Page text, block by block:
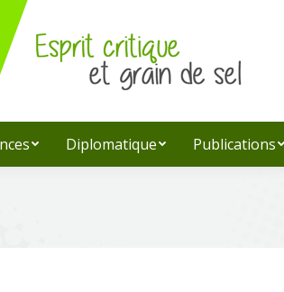
Diplomatique Publications